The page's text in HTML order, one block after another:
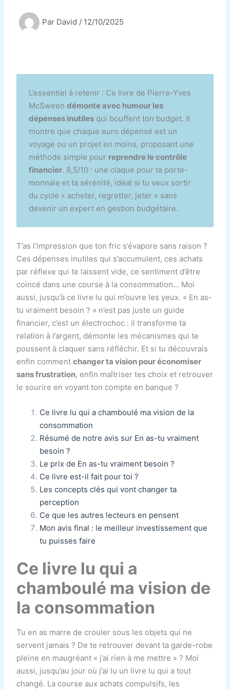
Par David / 12/10/2025
L’essentiel à retenir : Ce livre de Pierre-Yves
McSweendémonte avec humour les
dépenses inutiles qui bouffent ton budget. Il
montre que chaque euro dépensé est un
voyage ou un projet en moins, proposant une
méthode simple pour reprendre le contrôle
financier. 8,5/10 : une claque pour ta porte-
monnaie et ta sérénité, idéal si tu veux sortir
du cycle « acheter, regretter, jeter » sans
devenir un expert en gestion budgétaire.
T’as l’impression que ton fric s’évapore sans raison ?
Ces dépenses inutiles qui s’accumulent, ces achats
par réflexe qui te laissent vide, ce sentiment d’être
coincé dans une course à la consommation… Moi
aussi, jusqu’à ce livre lu qui m’ouvre les yeux. « En as-
tu vraiment besoin ? » n’est pas juste un guide
financier, c’est un électrochoc : il transforme ta
relation à l’argent, démonte les mécanismes qui te
poussent à claquer sans réfléchir. Et si tu découvrais
enfin commentchanger ta vision pour économiser
sans frustration, enfin maîtriser tes choix et retrouver
le sourire en voyant ton compte en banque ?
Ce livre lu qui a chamboulé ma vision de la
consommation
Résumé de notre avis sur En as-tu vraiment
besoin ?
Le prix de En as-tu vraiment besoin ?
Ce livre est-il fait pour toi ?
Les concepts clés qui vont changer ta
perception
Ce que les autres lecteurs en pensent
Mon avis final : le meilleur investissement que
tu puisses faire
Ce livre lu qui a
chamboulé ma vision de
la consommation
Tu en as marre de crouler sous les objets qui ne
servent jamais ? De te retrouver devant ta garde-robe
pleine en maugréant « j’ai rien à me mettre » ? Moi
aussi, jusqu’au jour où j’ai lu un livre lu qui a tout
changé. La course aux achats compulsifs, les